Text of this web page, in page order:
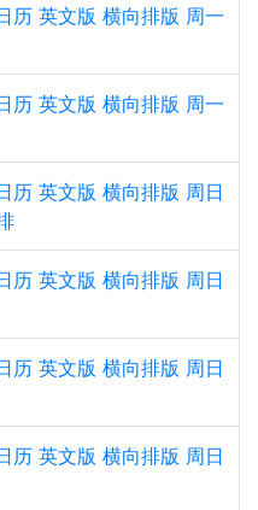
历 英文版 横向排版 周一
历 英文版 横向排版 周一
英文版 横向排版 周日
英文版 横向排版 周日
英文版 横向排版 周日
英文版 横向排版 周日